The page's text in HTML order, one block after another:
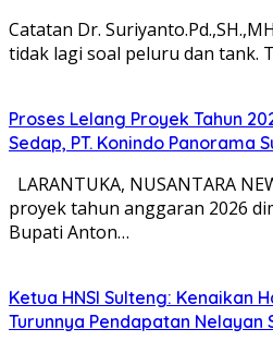
Catatan Dr.
tidak lagi soal peluru dan tank.
Proses Lelang Proyek Tahun
Sedap, PT. Konindo Panorama
LARANTUKA, NUSANTARA
proyek tahun anggaran 2026
Bupati Anton…
Ketua HNSI Sulteng: Kenaikan
Turunnya Pendapatan Nelayan